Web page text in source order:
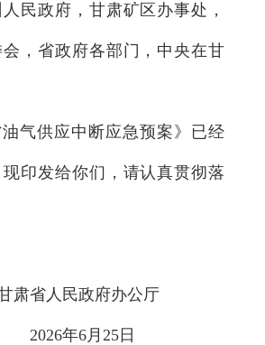
民政府，甘肃矿区办事处，
，省政府各部门，中央在甘
油气供应中断应急预案》已经
印发给你们，请认真贯彻落
肃省人民政府办公厅
2026年6月25日